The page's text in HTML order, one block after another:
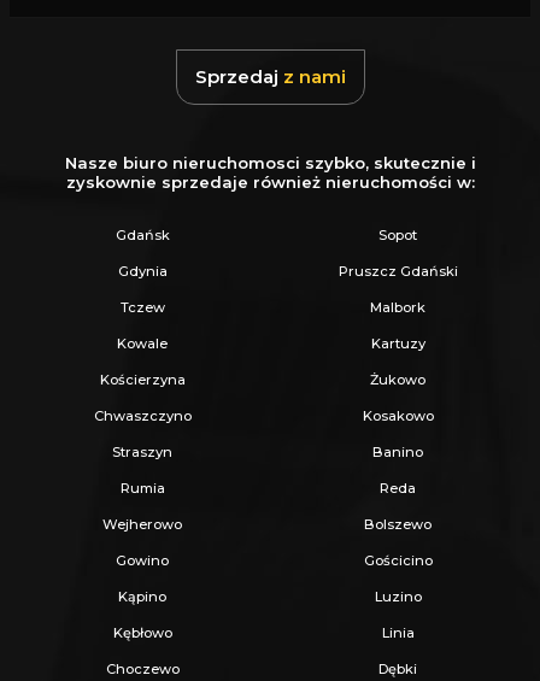
stronie:www.ratajczaknieruchomosci.pl
Sprzedaj z nami
Nasze biuro nieruchomosci szybko, skutecznie i
zyskownie sprzedaje również nieruchomości w:
Gdańsk Sopot
Gdynia Pruszcz Gdański
Tczew Malbork
Kowale Kartuzy
Kościerzyna Żukowo
Chwaszczyno Kosakowo
Straszyn Banino
Rumia Reda
Wejherowo Bolszewo
Gowino Gościcino
Kąpino Luzino
Kębłowo Linia
Choczewo Dębki